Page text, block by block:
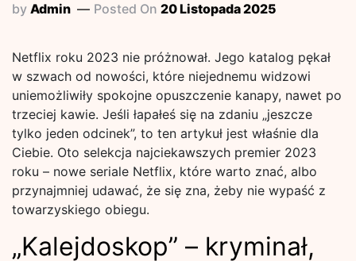
by Admin Posted On 20 Listopada 2025
Netflix roku 2023 nie próżnował. Jego katalog pękał
w szwach od nowości, które niejednemu widzowi
uniemożliwiły spokojne opuszczenie kanapy, nawet po
trzeciej kawie. Jeśli łapałeś się na zdaniu „jeszcze
tylko jeden odcinek”, to ten artykuł jest właśnie dla
Ciebie. Oto selekcja najciekawszych premier 2023
roku – nowe seriale Netflix, które warto znać, albo
przynajmniej udawać, że się zna, żeby nie wypaść z
towarzyskiego obiegu.
„Kalejdoskop” – kryminał,